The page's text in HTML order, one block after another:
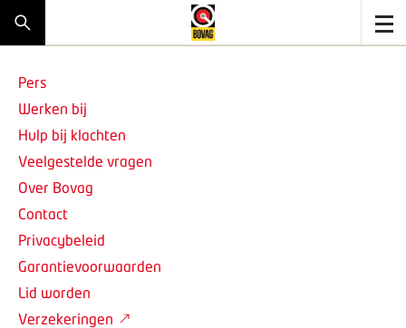
Pers
Werken bij
Hulp bij klachten
Veelgestelde vragen
Over Bovag
Contact
Privacybeleid
Garantievoorwaarden
Lid worden
Verzekeringen